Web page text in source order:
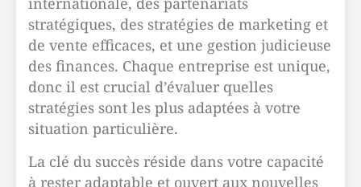
stratégiques, des stratégies de marketing et
de vente efficaces, et une gestion judicieuse
des finances. Chaque entreprise est unique,
donc il est crucial d’évaluer quelles
stratégies sont les plus adaptées à votre
situation particulière.
La clé du succès réside dans votre capacité
à rester adaptable et ouvert aux nouvelles